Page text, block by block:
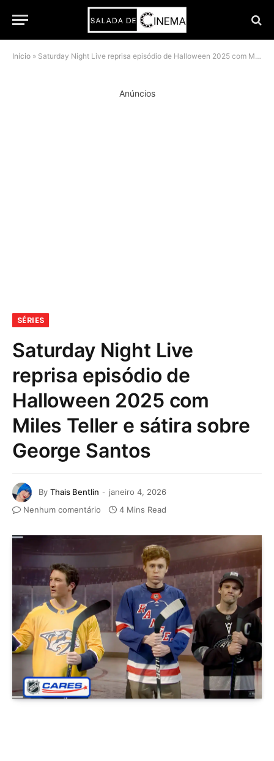
Início » Saturday Night Live reprisa episódio de Halloween 2025 com Miles Teller e sátira sobre George Santos
Anúncios
SÉRIES
Saturday Night Live
reprisa episódio de
Halloween 2025 com
Miles Teller e sátira sobre
George Santos
By Thais Bentlin
janeiro 4, 2026
Nenhum comentário
4 Mins Read